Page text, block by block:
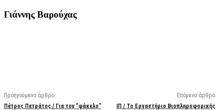
Γιάννης Βαρούχας
Προηγούμενο άρθρο
Πέτρος Πετράτος / Για τον “φάκελο”
Επόμενο άρθρο
ΙΠ / Το Εργαστήριο Βιοπληροφορικής